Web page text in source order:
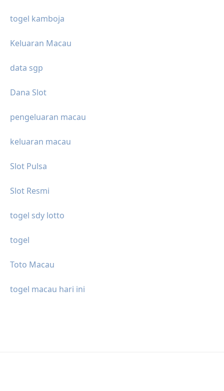
togel kamboja
Keluaran Macau
data sgp
Dana Slot
pengeluaran macau
keluaran macau
Slot Pulsa
Slot Resmi
togel sdy lotto
togel
Toto Macau
togel macau hari ini